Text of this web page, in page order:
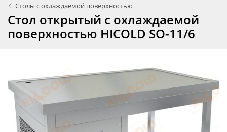
Столы с охлаждаемой поверхностью
Стол открытый с охлаждаемой
поверхностью HICOLD SO-11/6